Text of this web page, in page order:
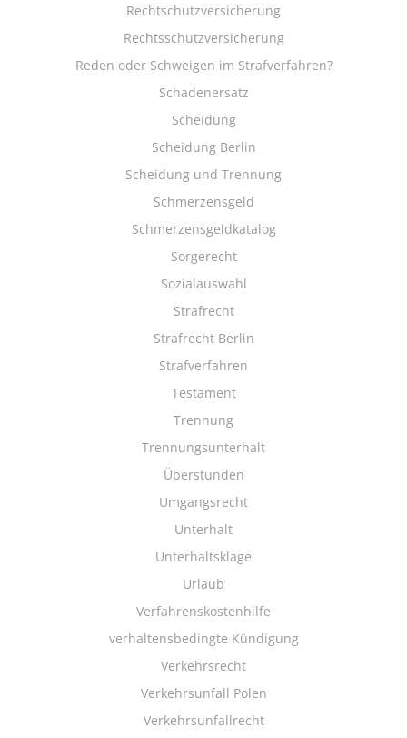
Rechtschutzversicherung
Rechtsschutzversicherung
Reden oder Schweigen im Strafverfahren?
Schadenersatz
Scheidung
Scheidung Berlin
Scheidung und Trennung
Schmerzensgeld
Schmerzensgeldkatalog
Sorgerecht
Sozialauswahl
Strafrecht
Strafrecht Berlin
Strafverfahren
Testament
Trennung
Trennungsunterhalt
Überstunden
Umgangsrecht
Unterhalt
Unterhaltsklage
Urlaub
Verfahrenskostenhilfe
verhaltensbedingte Kündigung
Verkehrsrecht
Verkehrsunfall Polen
Verkehrsunfallrecht